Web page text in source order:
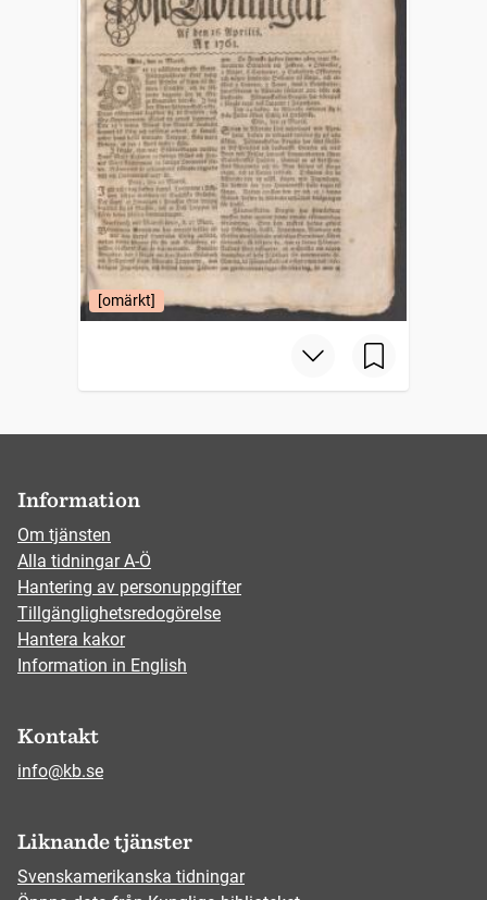
[omärkt]
Information
Om tjänsten
Alla tidningar A-Ö
Hantering av personuppgifter
Tillgänglighetsredogörelse
Hantera kakor
Information in English
Kontakt
info@kb.se
Liknande tjänster
Svenskamerikanska tidningar